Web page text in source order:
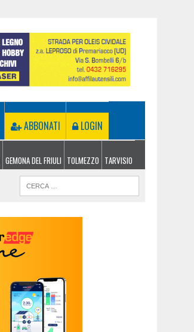
ABBONATI LOGIN
GEMONA DEL FRIULI TOLMEZZO TARVISIO